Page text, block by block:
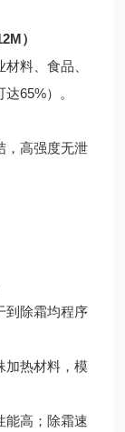
）
料、食品、
65%）。
，高强度无泄
到除霜均程序
加热材料，模
能高；除霜速